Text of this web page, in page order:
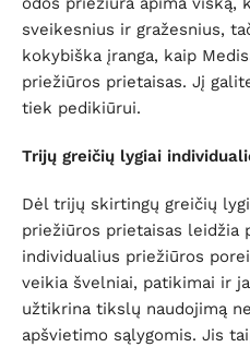
sveikesnius ir gražesnius,
kokybiška įranga, kaip
priežiūros prietaisas. Jį
tiek pedikiūrui.
Trijų greičių lygiai
Dėl trijų skirtingų greičių
priežiūros prietaisas leidžia
individualius priežiūros
veikia švelniai, patikimai ir
užtikrina tikslų naudojimą
apšvietimo sąlygomis. Jis